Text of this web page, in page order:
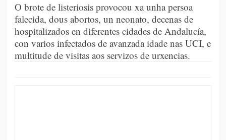
O brote de listeriosis provocou xa unha persoa
falecida, dous abortos, un neonato, decenas de
hospitalizados en diferentes cidades de Andalucía,
con varios infectados de avanzada idade nas UCI, e
multitude de visitas aos servizos de urxencias.